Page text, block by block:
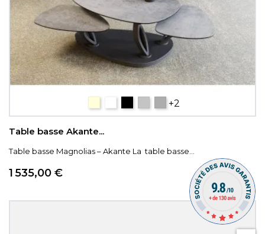
céramique blanc marbré
Céramique Titane
ARGILECÉRAMIQUE SILVER.
+2
Table basse Akante...
Table basse Magnolias – Akante La table basse...
Prix
1 535,00 €